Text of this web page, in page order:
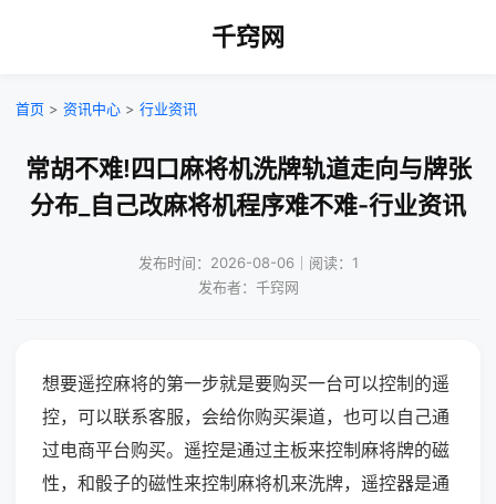
千窍网
首页 > 资讯中心 > 行业资讯
常胡不难!四口麻将机洗牌轨道走向与牌张
分布_自己改麻将机程序难不难-行业资讯
发布时间：2026-08-06｜阅读：1
发布者：千窍网
想要遥控麻将的第一步就是要购买一台可以控制的遥
控，可以联系客服，会给你购买渠道，也可以自己通
过电商平台购买。遥控是通过主板来控制麻将牌的磁
性，和骰子的磁性来控制麻将机来洗牌，遥控器是通